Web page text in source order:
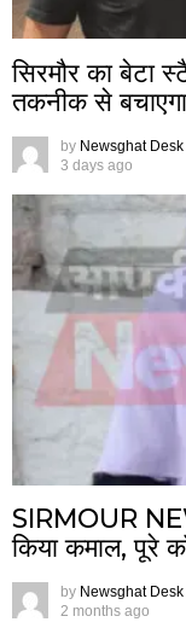
सिरमौर का बेटा
तकनीक से
by Newsghat Desk
3 days ago
SIRMOUR
किया कमाल, पूरे
by Newsghat Desk
2 months ago